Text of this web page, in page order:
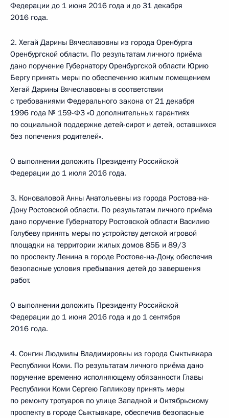
Федерации до 1 июня 2016 года и до 31 декабря
2016 года.
2. Хегай Дарины Вячеславовны из города Оренбурга
Оренбургской области. По результатам личного приёма
дано поручение Губернатору Оренбургской области Юрию
Бергу принять меры по обеспечению жилым помещением
Хегай Дарины Вячеславовны в соответствии
с требованиями Федерального закона от 21 декабря
1996 года № 159-ФЗ «О дополнительных гарантиях
по социальной поддержке детей-сирот и детей, оставшихся
без попечения родителей».
О выполнении доложить Президенту Российской
Федерации до 1 июля 2016 года.
3. Коноваловой Анны Анатольевны из города Ростова-на-
Дону Ростовской области. По результатам личного приёма
дано поручение Губернатору Ростовской области Василию
Голубеву принять меры по устройству детской игровой
площадки на территории жилых домов 85Б и 89/3
по проспекту Ленина в городе Ростове-на-Дону, обеспечив
безопасные условия пребывания детей до завершения
работ.
О выполнении доложить Президенту Российской
Федерации до 1 июня 2016 года и до 1 сентября
2016 года.
4. Сонгин Людмилы Владимировны из города Сыктывкара
Республики Коми. По результатам личного приёма дано
поручение временно исполняющему обязанности Главы
Республики Коми Сергею Гапликову принять меры
по ремонту тротуаров по улице Западной и Октябрьскому
проспекту в городе Сыктывкаре, обеспечив безопасные